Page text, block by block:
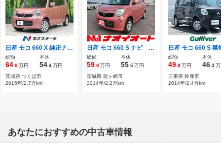
日産 モコ 660 X 純正ナビ 禁煙車 スマートキー ETC
総額
64 .9万円
本体
54 .4万円
茨城県 つくば市
2015年/2.7万km
日産 モコ 660 S ナビ エンジンプッシュスタート
総額
59 .8万円
本体
55 .5万円
茨城県 龍ヶ崎市
2014年/2.2万km
総額
49 .8万円
本体
46 .3
三重県 鈴鹿市
2014年/2.4万km
あなたにおすすめの中古車情報